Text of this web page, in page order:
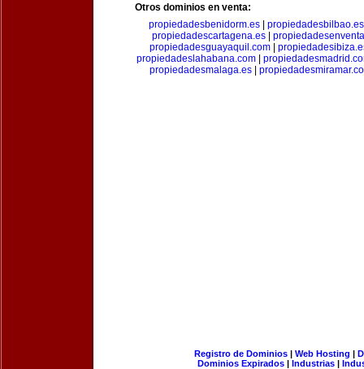
Otros dominios en venta:
propiedadesbenidorm.es
propiedadesbilbao.es
propiedadescartagena.es|
propiedadesguayaquil.com
propiedadeslahabana.com|
propiedadesmalaga.es|
Registro de Dominios| Web Hosting |
Dominios Expirados | Industrias |